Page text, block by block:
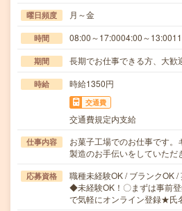
曜日頻度 月～金
時間 08:00～17:0004:00～
期間 長期でお仕事できる方、大歓
時給 時給1350円
交通費
交通費規定内支給
仕事内容
お菓子工場でのお仕事です。
製造のお手伝いをしていた
応募資格
職種未経験OK / ブランクOK /
◆未経験OK！〇まずは事前
で気軽にオンライン登録★氏